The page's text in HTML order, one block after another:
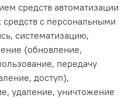
средств автоматизации
средств с персональными
систематизацию,
(обновление,
передачу
доступ),
удаление, уничтожение